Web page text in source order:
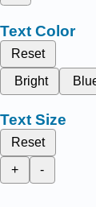
Text Color
Reset
Bright
Text Size
Reset
+
-